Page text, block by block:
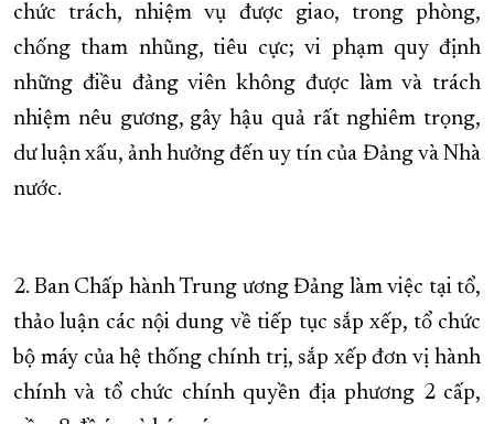
chức trách, nhiệm vụ được giao, trong phòng,
chống tham nhũng, tiêu cực; vi phạm quy định
những điều đảng viên không được làm và trách
nhiệm nêu gương, gây hậu quả rất nghiêm trọng,
dư luận xấu, ảnh hưởng đến uy tín của Đảng và Nhà
nước.
2. Ban Chấp hành Trung ương Đảng làm việc tại tổ,
thảo luận các nội dung về tiếp tục sắp xếp, tổ chức
bộ máy của hệ thống chính trị, sắp xếp đơn vị hành
chính và tổ chức chính quyền địa phương 2 cấp,